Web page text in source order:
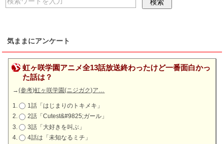
気ままにアンケート
虹ヶ咲学園アニメ全13話放送終わったけど一番面白かっ
た話は？
→(参考)虹ヶ咲学園(ニジガク)ア…
1話「はじまりのトキメキ」
2話「Cutest&#9825;ガール」
3話「大好きを叫ぶ」
4話は「未知なるミチ」